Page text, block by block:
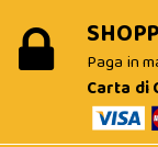
Paga in
Carta di